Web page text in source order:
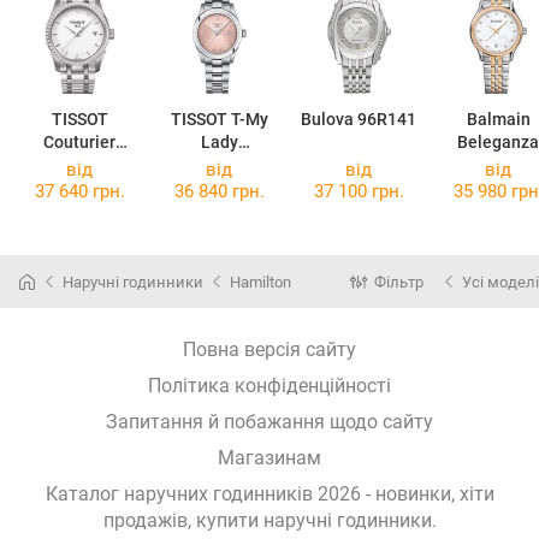
TISSOT
Couturier
T035.210.61.0
11.00
TISSOT T-My
Lady
T132.010.11.3
31.00
Bulova 96R141
Balmain
Beleganza
від
37 640 грн.
від
36 840 грн.
від
37 100 грн.
від
35 980
Наручні годинники Hamilton Фільтр Усі моделі
Повна версія сайту
Політика конфіденційності
Запитання й побажання щодо сайту
Магазинам
Каталог наручних годинників 2026 - новинки, хіти
продажів, купити наручні годинники.